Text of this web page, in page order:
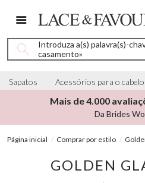
Introduza a(s) palavra(s)-
casamento»
Sapatos Acessórios para o
Mais de 4.000
Da Brides
Página inicial Comprar por estilo
GOLDEN